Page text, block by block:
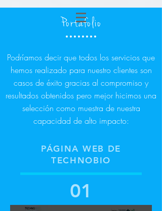
Portafolio
Podríamos decir que todos los servicios que
hemos realizado para nuestro clientes son
casos de éxito gracias al compromiso y
resultados obtenidos pero mejor hicimos una
selección como muestra de nuestra
capacidad de alto impacto:
PÁGINA WEB DE
TECHNOBIO
01